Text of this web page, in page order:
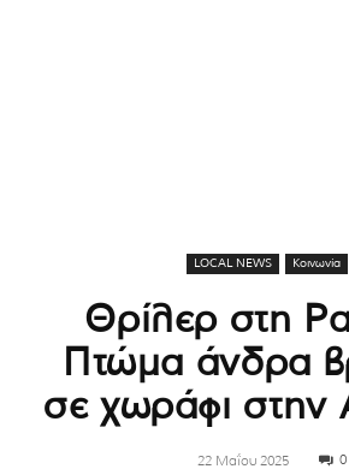
LOCAL NEWS Κοινωνία
Θρίλερ στη
Πτώμα άνδρα
σε χωράφι στην
22 Μαΐου 2025 0